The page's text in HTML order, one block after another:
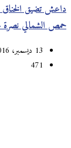
داعش تضيق الخناق
حمص الشمالي نصرة
13 ديسمبر، 2016
471